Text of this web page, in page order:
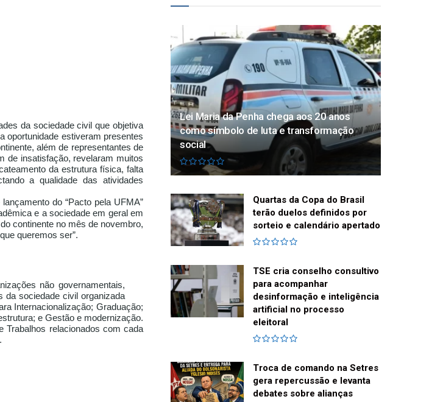
da sociedade civil que objetiva
oportunidade estiveram presentes
além de representantes de
de insatisfação, revelaram muitos
da estrutura física, falta
a qualidade das atividades
do “Pacto pela UFMA”
e a sociedade em geral em
continente no mês de novembro,
queremos ser”.
não governamentais,
da sociedade civil organizada
Internacionalização; Graduação;
e Gestão e modernização.
Trabalhos relacionados com cada
Lei Maria da Penha chega aos 20 anos
como símbolo de luta e transformação
social
Quartas da Copa do Brasil
terão duelos definidos por
sorteio e calendário apertado
TSE cria conselho consultivo
para acompanhar
desinformação e inteligência
artificial no processo
eleitoral
Troca de comando na Setres
gera repercussão e levanta
debates sobre alianças